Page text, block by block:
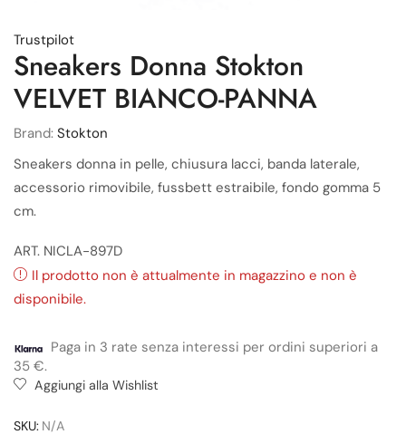
Trustpilot
Sneakers Donna Stokton
VELVET BIANCO-PANNA
Brand: Stokton
Sneakers donna in pelle, chiusura lacci, banda laterale,
accessorio rimovibile, fussbett estraibile, fondo gomma 5
cm.
ART. NICLA-897D
Il prodotto non è attualmente in magazzino e non è
disponibile.
Paga in 3 rate senza interessi per ordini superiori a
35 €.
Aggiungi alla Wishlist
SKU: N/A